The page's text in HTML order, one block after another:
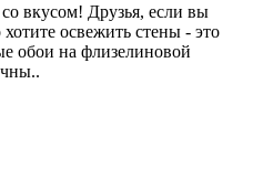
вкусом! Друзья, если вы
освежить стены - это
обои на флизелиновой